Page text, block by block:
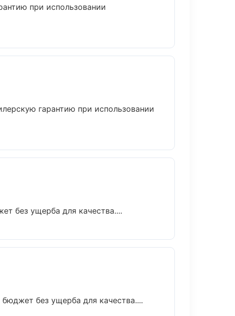
при использовании
гарантию при использовании
без ущерба для качества....
без ущерба для качества....